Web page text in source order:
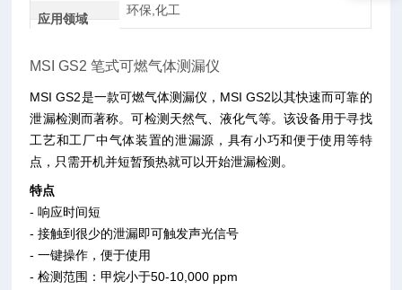
应用领域
环保,化工
MSI GS2 笔式可燃气体测漏仪
MSI GS2是一款可燃气体测漏仪， MSI GS2以其快速而可靠的
泄漏检测而著称。可检测天然气、液化气等。该设备用于寻找
工艺和工厂中气体装置的泄漏源，具有小巧和便于使用等特
点，只需开机并短暂预热就可以开始泄漏检测。
特点
- 响应时间短
- 接触到很少的泄漏即可触发声光信号
- 一键操作，便于使用
- 检测范围：甲烷小于50-10,000 ppm